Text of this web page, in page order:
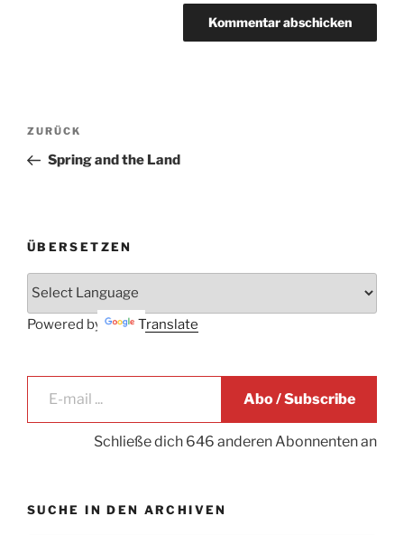
Beitrags-
Vorheriger
Beitrag
ZURÜCK
Spring and the Land
ÜBERSETZEN
Powered by Translate
E-mail ...
Abo / Subscribe
Schließe dich 646 anderen Abonnenten an
SUCHE IN DEN ARCHIVEN